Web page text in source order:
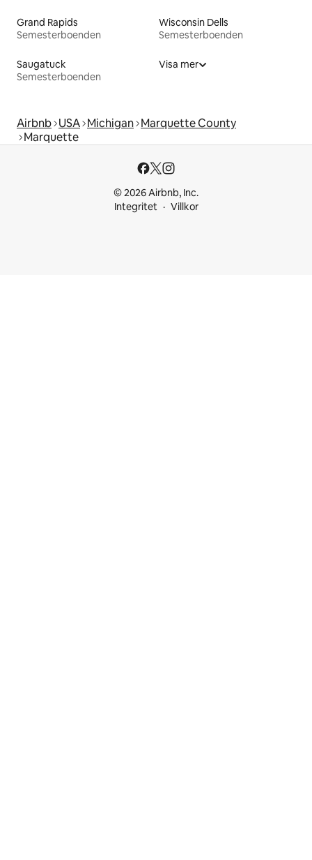
Grand Rapids
Semesterboenden
Wisconsin Dells
Semesterboenden
Saugatuck
Semesterboenden
Visa mer
Airbnb USA Michigan Marquette County
Marquette
© 2026 Airbnb, Inc.
Integritet
Villkor